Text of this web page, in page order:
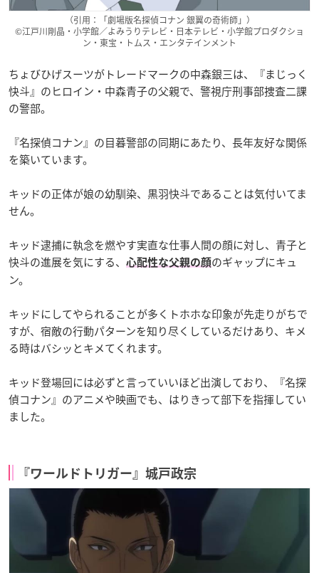
（引用：「劇場版名探偵コナン 銀翼の奇術師」）
©江戸川剛晶・小学館／よみうりテレビ・日本テレビ・小学館プロダクショ
ン・東宝・トムス・エンタテインメント
ちょびひげスーツがトレードマークの中森銀三は、『まじっく
快斗』のヒロイン・中森青子の父親で、警視庁刑事部捜査二課
の警部。
『名探偵コナン』の目暮警部の同期にあたり、長年友好な関係
を築いています。
キッドの正体が娘の幼馴染、黒羽快斗であることは気付いてま
せん。
キッド逮捕に執念を燃やす実直な仕事人間の顔に対し、青子と
快斗の進展を気にする、
心配性な父親の顔のギャップにキュ
ン。
キッドにしてやられることが多くトホホな印象が先走りがちで
すが、宿敵の行動パターンを知り尽くしているだけあり、キメ
る時はバシッとキメてくれます。
キッド登場回には必ずと言っていいほど出演しており、『名探
偵コナン』のアニメや映画でも、はりきって部下を指揮してい
ました。
『ワールドトリガー』城戸政宗